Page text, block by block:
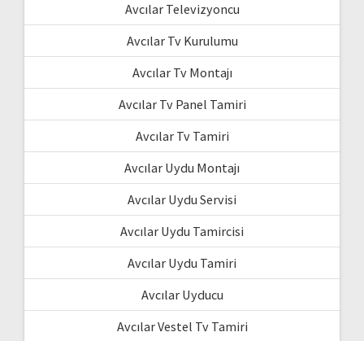
Avcılar Televizyoncu
Avcılar Tv Kurulumu
Avcılar Tv Montajı
Avcılar Tv Panel Tamiri
Avcılar Tv Tamiri
Avcılar Uydu Montajı
Avcılar Uydu Servisi
Avcılar Uydu Tamircisi
Avcılar Uydu Tamiri
Avcılar Uyducu
Avcılar Vestel Tv Tamiri